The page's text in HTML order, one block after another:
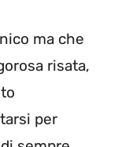
ma che
risata,
per